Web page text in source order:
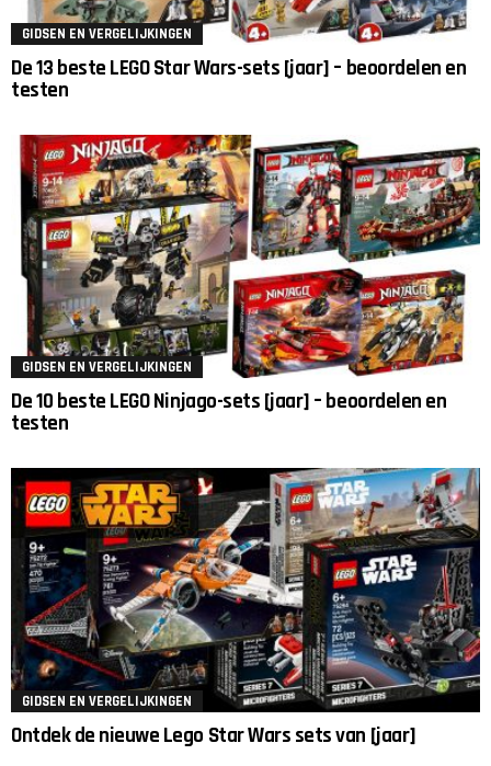
GIDSEN EN VERGELIJKINGEN
De 13 beste LEGO Star Wars-sets [jaar] – beoordelen en
testen
GIDSEN EN VERGELIJKINGEN
De 10 beste LEGO Ninjago-sets [jaar] – beoordelen en
testen
GIDSEN EN VERGELIJKINGEN
Ontdek de nieuwe Lego Star Wars sets van [jaar]